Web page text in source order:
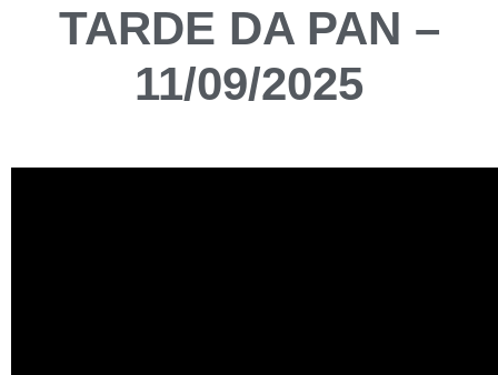
TARDE DA PAN –
11/09/2025